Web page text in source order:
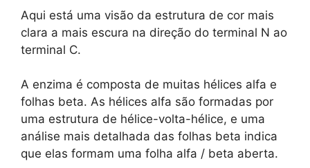
Aqui está uma visão da estrutura de cor mais
clara a mais escura na direção do terminal N ao
terminal C.
A enzima é composta de muitas hélices alfa e
folhas beta. As hélices alfa são formadas por
uma estrutura de hélice-volta-hélice, e uma
análise mais detalhada das folhas beta indica
que elas formam uma folha alfa / beta aberta.